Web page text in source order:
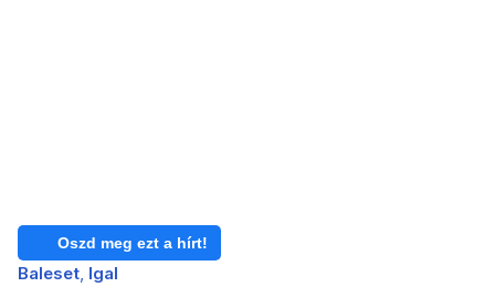
Oszd meg ezt a hírt!
Baleset Igal